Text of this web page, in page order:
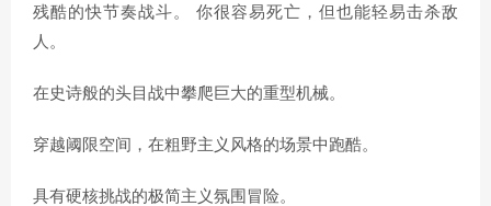
残酷的快节奏战斗。 你很容易死亡，但也能轻易击杀敌
人。
在史诗般的头目战中攀爬巨大的重型机械。
穿越阈限空间，在粗野主义风格的场景中跑酷。
具有硬核挑战的极简主义氛围冒险。